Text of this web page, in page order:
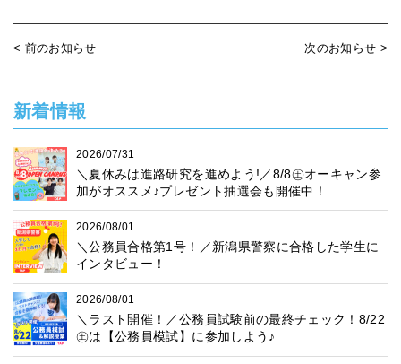
< 前のお知らせ 次のお知らせ >
新着情報
2026/07/31
＼夏休みは進路研究を進めよう!／8/8㊏オーキャン参
加がオススメ♪プレゼント抽選会も開催中！
2026/08/01
＼公務員合格第1号！／新潟県警察に合格した学生に
インタビュー！
2026/08/01
＼ラスト開催！／公務員試験前の最終チェック！8/22
㊏は【公務員模試】に参加しよう♪